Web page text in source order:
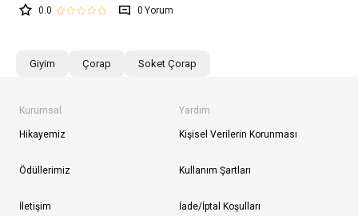
0.0 0
Giyim Çorap Soket Çorap
Kurumsal
Hikayemiz
Ödüllerimiz
İletişim
Yardım
Kişisel Verilerin Korunması
Kullanım Şartları
İade/İptal Koşulları